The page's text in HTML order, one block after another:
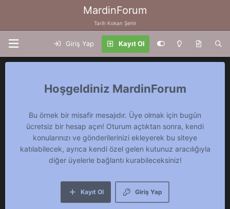
MardinForum
Tarih Kokan Şehir
Giriş Yap Kayıt Ol
MardinForum
Bu örnek bir misafir mesajıdır. Üye olmak için bugün
ücretsiz bir hesap açın! Oturum açtıktan sonra, kendi
konularınızı ve gönderilerinizi ekleyerek bu siteye
katılabilecek, ayrıca kendi özel gelen kutunuz aracılığıyla
diğer üyelerle bağlantı kurabileceksiniz!
Giriş Yap
Kayıt Ol